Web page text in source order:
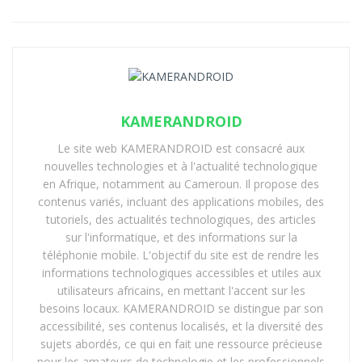
que Samsung rassure par la durabilité et la robustesse.
Écran : visibilité maximale vs
définition suprême
L’iPhone 17 Air mise sur un Super Retina XDR OLED 6,5
pouces, ProMotion 120 Hz, et une luminosité de crête
atteignant 3 000 nits. En face, le Galaxy S25 Edge
déploie un LTPO Dynamic AMOLED 2X QHD+ de 6,7
pouces, modulant sa fréquence de 1 à 120 Hz, avec un
pic lumineux de 2 600 nits.
KAMERANDROID
Le site web KAMERANDROID est consacré aux
nouvelles technologies et à l'actualité technologique
en Afrique, notamment au Cameroun. Il propose des
contenus variés, incluant des applications mobiles, des
tutoriels, des actualités technologiques, des articles
sur l'informatique, et des informations sur la
téléphonie mobile. L'objectif du site est de rendre les
informations technologiques accessibles et utiles aux
utilisateurs africains, en mettant l'accent sur les
besoins locaux. KAMERANDROID se distingue par son
accessibilité, ses contenus localisés, et la diversité des
sujets abordés, ce qui en fait une ressource précieuse